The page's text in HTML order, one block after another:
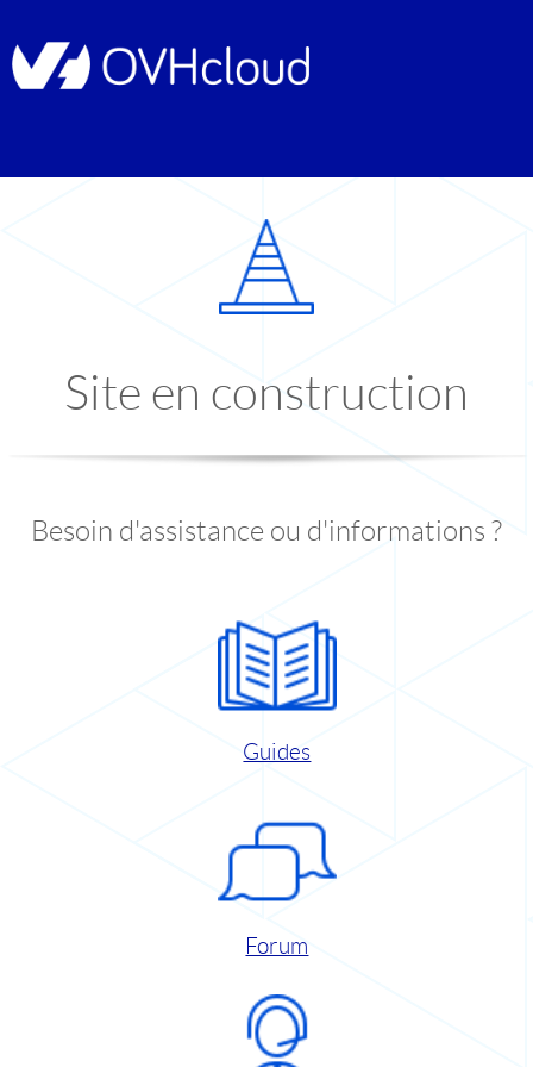
Site en construction
Besoin d'assistance ou d'informations ?
Guides
Forum